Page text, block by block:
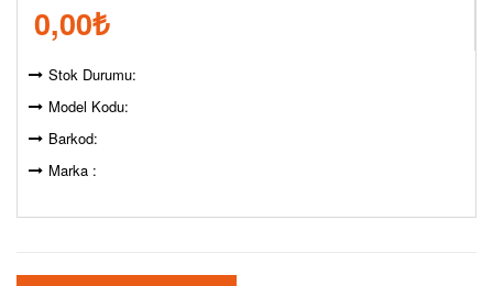
0,00₺
Stok Durumu:
Model Kodu:
Barkod:
Marka :